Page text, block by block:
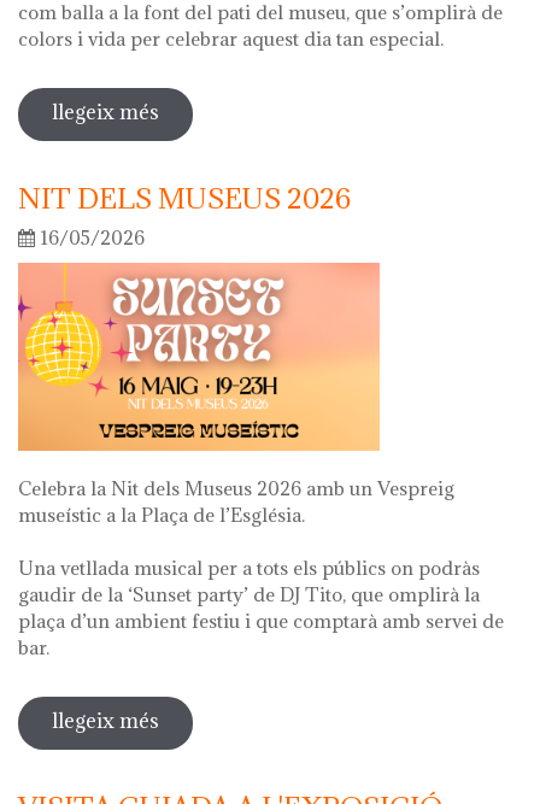
com balla a la font del pati del museu, que s’omplirà de
colors i vida per celebrar aquest dia tan especial.
llegeix més sobre diada de la flor
NIT DELS MUSEUS 2026
16/05/2026
Celebra la Nit dels Museus 2026 amb un Vespreig
museístic a la Plaça de l’Església.
Una vetllada musical per a tots els públics on podràs
gaudir de la ‘Sunset party’ de DJ Tito, que omplirà la
plaça d’un ambient festiu i que comptarà amb servei de
bar.
llegeix més sobre nit dels museus 2026